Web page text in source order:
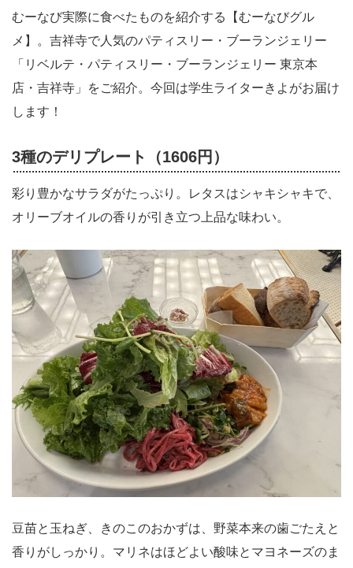
むーなび実際に食べたものを紹介する【むーなびグル
メ】。吉祥寺で人気のパティスリー・ブーランジェリー
「リベルテ・パティスリー・ブーランジェリー 東京本
店・吉祥寺」をご紹介。今回は学生ライターきよがお届け
します！
3種のデリプレート（1606円）
彩り豊かなサラダがたっぷり。レタスはシャキシャキで、
オリーブオイルの香りが引き立つ上品な味わい。
豆苗と玉ねぎ、きのこのおかずは、野菜本来の歯ごたえと
香りがしっかり。マリネはほどよい酸味とマヨネーズのま